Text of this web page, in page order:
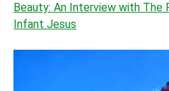
Beauty: An Interview with The
Infant Jesus